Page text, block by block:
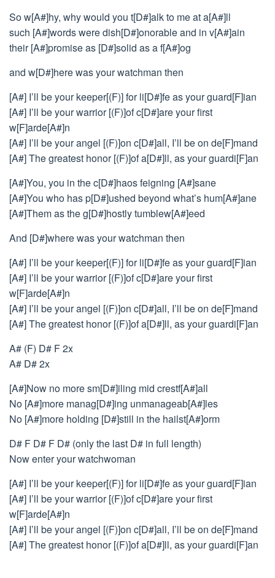
So w[A#]hy, why would you t[D#]alk to me at a[A#]ll
such [A#]words were dish[D#]onorable and in v[A#]ain
their [A#]promise as [D#]solid as a f[A#]og
and w[D#]here was your watchman then
[A#] I’ll be your keeper[(F)] for li[D#]fe as your guard[F]ian
[A#] I’ll be your warrior [(F)]of c[D#]are your first
w[F]arde[A#]n
[A#] I’ll be your angel [(F)]on c[D#]all, I’ll be on de[F]mand
[A#] The greatest honor [(F)]of a[D#]ll, as your guardi[F]an
[A#]You, you in the c[D#]haos feigning [A#]sane
[A#]You who has p[D#]ushed beyond what’s hum[A#]ane
[A#]Them as the g[D#]hostly tumblew[A#]eed
And [D#]where was your watchman then
[A#] I’ll be your keeper[(F)] for li[D#]fe as your guard[F]ian
[A#] I’ll be your warrior [(F)]of c[D#]are your first
w[F]arde[A#]n
[A#] I’ll be your angel [(F)]on c[D#]all, I’ll be on de[F]mand
[A#] The greatest honor [(F)]of a[D#]ll, as your guardi[F]an
A# (F) D# F 2x
A# D# 2x
[A#]Now no more sm[D#]iling mid crestf[A#]all
No [A#]more manag[D#]ing unmanageab[A#]les
No [A#]more holding [D#]still in the hailst[A#]orm
D# F D# F D# (only the last D# in full length)
Now enter your watchwoman
[A#] I’ll be your keeper[(F)] for li[D#]fe as your guard[F]ian
[A#] I’ll be your warrior [(F)]of c[D#]are your first
w[F]arde[A#]n
[A#] I’ll be your angel [(F)]on c[D#]all, I’ll be on de[F]mand
[A#] The greatest honor [(F)]of a[D#]ll, as your guardi[F]an